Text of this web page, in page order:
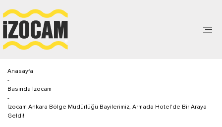
Anasayfa
-
Basında İzocam
-
İzocam Ankara Bölge Müdürlüğü Bayilerimiz, Armada Hotel’de Bir Araya
Geldi!